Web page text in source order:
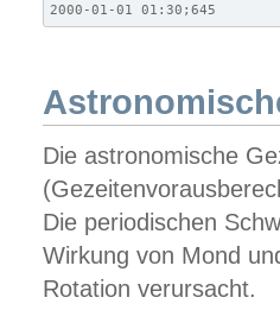
2000-01-01 01:30;645
Die astronomische
Die periodischen
Wirkung von Mond
Rotation verursacht.